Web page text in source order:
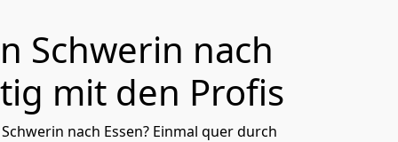
Schwerin nach
mit den Profis
nach Essen? Einmal quer durch